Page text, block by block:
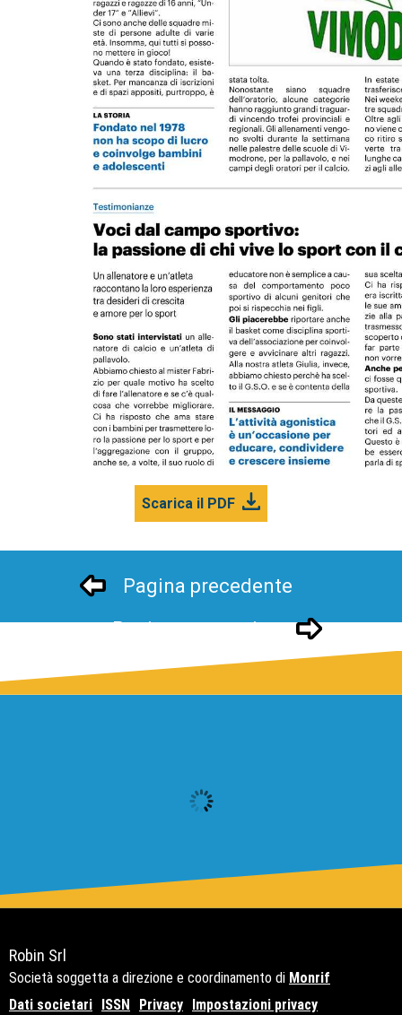
Scarica il PDF
Pagina precedente
Pagina successivo
Robin Srl
Società soggetta a direzione e coordinamento di Monrif
Dati societari ISSN Privacy Impostazioni privacy